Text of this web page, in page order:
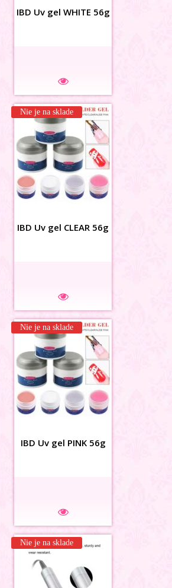
bielomodré
Na sklade
3D MAŠLIČKY siet
Na sklade
Na sklade
IBD Uv gel WHITE 56g
Nie je na sklade
IBD Uv gel CLEAR 56g
Nie je na sklade
IBD Uv gel PINK 56g
Nie je na sklade